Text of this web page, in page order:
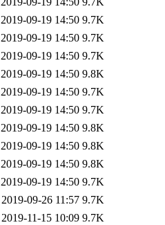
2019-09-19 14:50 9.7K
2019-09-19 14:50 9.7K
2019-09-19 14:50 9.7K
2019-09-19 14:50 9.8K
2019-09-19 14:50 9.7K
2019-09-19 14:50 9.7K
2019-09-19 14:50 9.8K
2019-09-19 14:50 9.8K
2019-09-19 14:50 9.8K
2019-09-19 14:50 9.7K
2019-09-26 11:57 9.7K
2019-11-15 10:09 9.7K